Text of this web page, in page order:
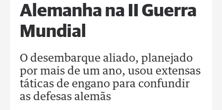
Alemanha na II Guerra
Mundial
O desembarque aliado, planejado
por mais de um ano, usou extensas
táticas de engano para confundir
as defesas alemãs